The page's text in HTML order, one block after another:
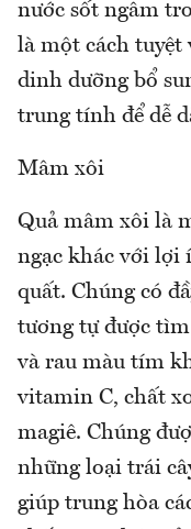
nước sốt ngâm
là một cách tuyệt
dinh dưỡng bổ
trung tính để dễ
Mâm xôi
Quả mâm xôi là
ngạc khác với lợi
quất. Chúng có
tương tự được
và rau màu tím
vitamin C, chất
magiê. Chúng
những loại trái
giúp trung hòa